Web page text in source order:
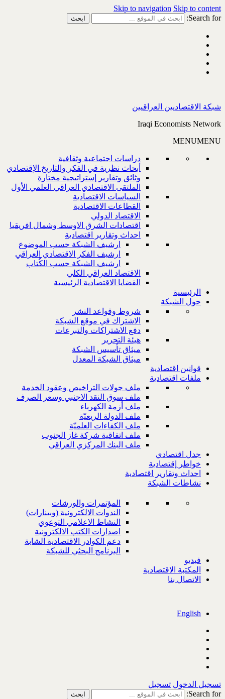
Skip to navigation Skip to content
Search for:
شبكة الاقتصاديين العراقيين
Iraqi Economists Network
MENUMENU
دراسات اجتماعية وثقافية
أبحاث نظرية في الفكر والتاريخ الإقتصادي
وثائق وتقارير إستراتيجية مختارة
الملتقى الاقتصادي العراقي العلمي الأول
السياسات الاقتصادية
القطاعات الاقتصادية
الاقتصاد الدولي
اقتصادات الشرق الاوسط وشمال افريقيا
احداث وتقارير اقتصادية
ارشيف الشبكة حسب الموضوع
ارشيف الفكر الاقتصادي العراقي
ارشيف الشبكة حسب الكُتاب
الاقتصاد العراقي الكلي
القضايا الاقتصادية الرئيسية
الرئيسية
حول الشبكة
شروط وقواعد النشر
الاشتراك في موقع الشبكة
دفع الاشتراكات والتبرعات
هيئة التحرير
ميثاق تأسيس الشبكة
ميثاق الشبكة المعدل
قوانين اقتصادية
ملفات اقتصادية
ملف جولات التراخيص وعقود الخدمة
ملف سوق النقد الاجنبي وسعر الصرف
ملف أزمة الكهرباء
ملف الدولة الريعيّة
ملف الكفاءات العلميّة
ملف اتفاقية شركة غاز الجنوب
ملف البنك المركزي العراقي
جدل اقتصادي
خواطر إقتصادية
احداث وتقارير اقتصادية
نشاطات الشبكة
المؤتمرات والورشات
الندوات الالكترونية (وبينارات)
النشاط الاعلامي التوعوي
اصدارات الكتب الالكترونية
دعم الكوادر الاقتصادية الشابة
البرنامج البحثي للشبكة
فيديو
المكتبة الاقتصادية
الاتصال بنا
English
تسجيل الدخول تسجيل
Search for: